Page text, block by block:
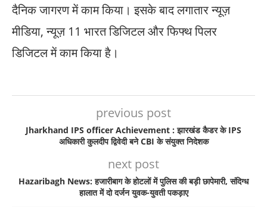
दैनिक जागरण में काम किया। इसके बाद लगातार न्यूज़
मीडिया, न्यूज़ 11 भारत डिजिटल और फिफ्थ पिलर
डिजिटल में काम किया है।
previous post
Jharkhand IPS officer Achievement : झारखंड कैडर के IPS
अधिकारी कुलदीप द्विवेदी बने CBI के संयुक्त निदेशक
next post
Hazaribagh News: हजारीबाग के होटलों में पुलिस की बड़ी छापेमारी, संदिग्ध
हालात में दो दर्जन युवक-युवती पकड़ाए